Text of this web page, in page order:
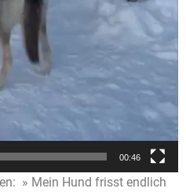
00:46
» Mein Hund frisst endlich